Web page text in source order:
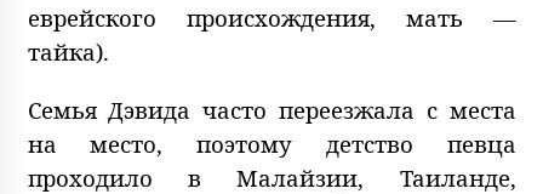
еврейского происхождения, мать —
тайка).
Семья Дэвида часто переезжала с места
на место, поэтому детство певца
проходило в Малайзии, Таиланде,